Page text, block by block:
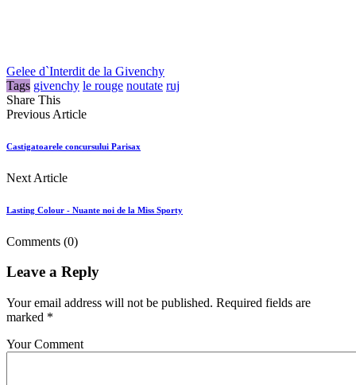
Gelee d`Interdit de la Givenchy
Tags givenchy le rouge noutate ruj
Share This
Previous Article
Castigatoarele concursului Parisax
Next Article
Lasting Colour - Nuante noi de la Miss Sporty
Comments (0)
Leave a Reply
Your email address will not be published. Required fields are
marked *
Your Comment